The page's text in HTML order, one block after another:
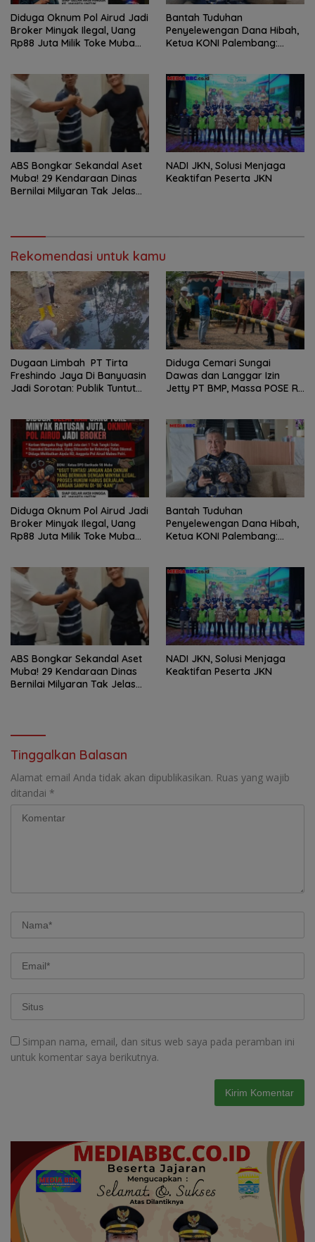
Diduga Oknum Pol Airud Jadi
Broker Minyak Ilegal, Uang
Rp88 Juta Milik Toke Muba
Bantah Tuduhan
Penyelewengan Dana Hibah,
Ketua KONI Palembang:
ABS Bongkar Sekandal Aset
Muba! 29 Kendaraan Dinas
Bernilai Milyaran Tak Jelas
NADI JKN, Solusi Menjaga
Keaktifan Peserta JKN
Rekomendasi untuk kamu
Dugaan Limbah PT Tirta
Freshindo Jaya Di Banyuasin
Jadi Sorotan: Publik Tuntut
Diduga Cemari Sungai
Dawas dan Langgar Izin
Jetty PT BMP, Massa POSE RI
Tuntas
Diduga Oknum Pol Airud Jadi
Broker Minyak Ilegal, Uang
Rp88 Juta Milik Toke Muba
Bantah Tuduhan
Penyelewengan Dana Hibah,
Ketua KONI Palembang:
ABS Bongkar Sekandal Aset
Muba! 29 Kendaraan Dinas
Bernilai Milyaran Tak Jelas
NADI JKN, Solusi Menjaga
Keaktifan Peserta JKN
Tinggalkan Balasan
Alamat email Anda tidak akan dipublikasikan. Ruas yang wajib
ditandai *
Simpan nama, email, dan situs web saya pada peramban ini
untuk komentar saya berikutnya.